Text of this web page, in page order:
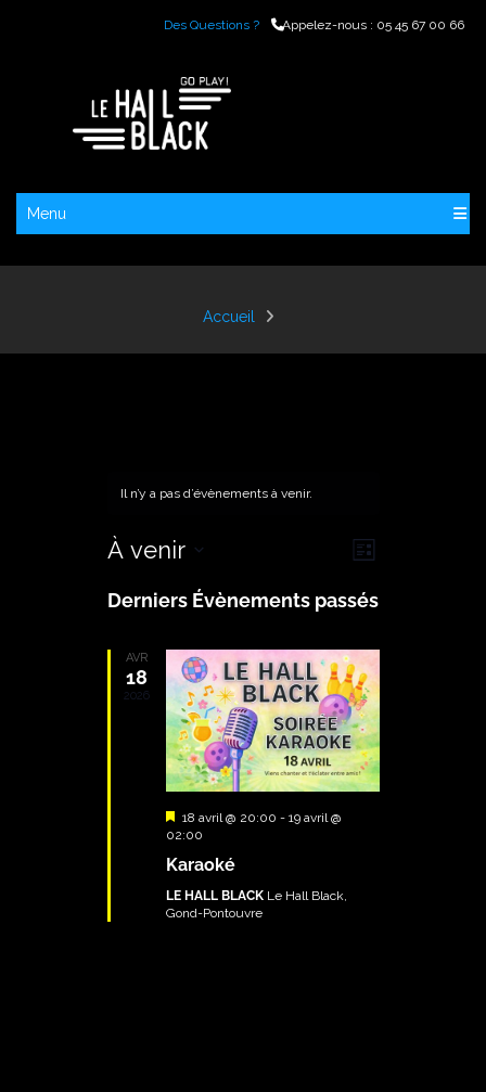
Des Questions ? Appelez-nous : 05 45 67 00 66
Menu
Accueil
Il n’y a pas d’évènements à venir.
VUES
LISTE
À venir
une
Derniers Évènements passés
AVR
18
2026
Mis
en
18 avril @ 20:00 - 19 avril @
02:00
Karaoké
LE HALL BLACK Le Hall Black,
Gond-Pontouvre